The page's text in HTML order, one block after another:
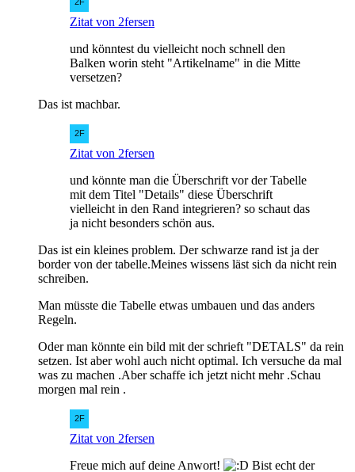
Zitat von 2fersen
und könntest du vielleicht noch schnell den
Balken worin steht "Artikelname" in die Mitte
versetzen?
Das ist machbar.
Zitat von 2fersen
und könnte man die Überschrift vor der Tabelle
mit dem Titel "Details" diese Überschrift
vielleicht in den Rand integrieren? so schaut das
ja nicht besonders schön aus.
Das ist ein kleines problem. Der schwarze rand ist ja der
border von der tabelle.Meines wissens läst sich da nicht rein
schreiben.
Man müsste die Tabelle etwas umbauen und das anders
Regeln.
Oder man könnte ein bild mit der schrieft "DETALS" da rein
setzen. Ist aber wohl auch nicht optimal. Ich versuche da mal
was zu machen .Aber schaffe ich jetzt nicht mehr .Schau
morgen mal rein .
Zitat von 2fersen
Freue mich auf deine Anwort!
Bist echt der